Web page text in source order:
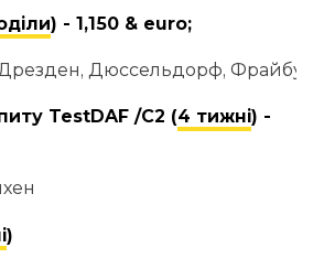
) - 1,150 & euro;
Дюссельдорф,
TestDAF /С2 (4 тижні) -
)